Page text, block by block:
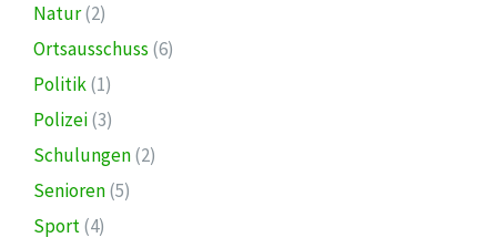
Natur(2)
Ortsausschuss (6)
Politik(1)
Polizei(3)
Schulungen(2)
Senioren(5)
Sport(4)